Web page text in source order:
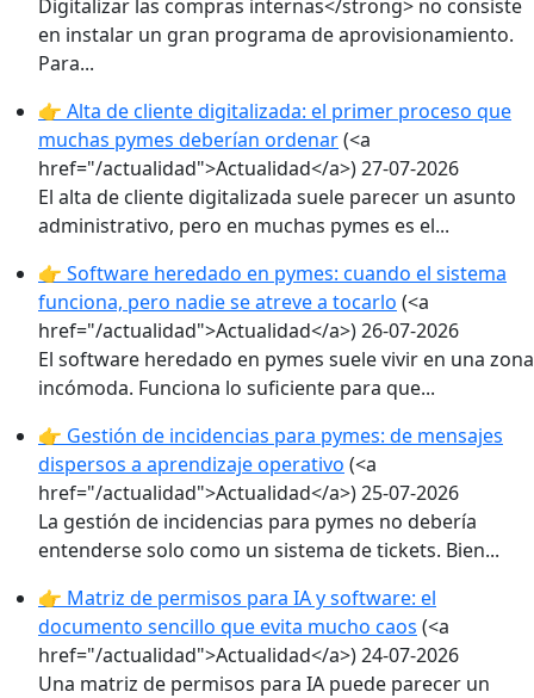
Digitalizar las compras internas</strong> no consiste
en instalar un gran programa de aprovisionamiento.
Para...
👉 Alta de cliente digitalizada: el primer proceso que
muchas pymes deberían ordenar(<a
href="/actualidad">Actualidad</a>)27-07-2026
El alta de cliente digitalizada suele parecer un asunto
administrativo, pero en muchas pymes es el...
👉 Software heredado en pymes: cuando el sistema
funciona, pero nadie se atreve a tocarlo (<a
href="/actualidad">Actualidad</a>)26-07-2026
El software heredado en pymes suele vivir en una zona
incómoda. Funciona lo suficiente para que...
👉 Gestión de incidencias para pymes: de mensajes
dispersos a aprendizaje operativo (<a
href="/actualidad">Actualidad</a>)25-07-2026
La gestión de incidencias para pymes no debería
entenderse solo como un sistema de tickets. Bien...
👉 Matriz de permisos para IA y software: el
documento sencillo que evita mucho caos (<a
href="/actualidad">Actualidad</a>)24-07-2026
Una matriz de permisos para IA puede parecer un